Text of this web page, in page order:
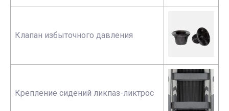
Клапан избыточного давления
Крепление сидений ликпаз-ликтрос